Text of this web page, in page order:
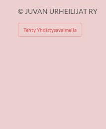
© JUVAN URHEILIJAT RY
Tehty Yhdistysavaimella